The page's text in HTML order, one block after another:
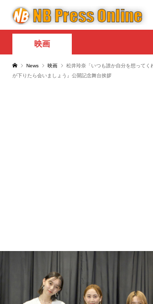
映画
News 映画
松井玲奈「いつも誰か自分を想ってく
が下りたら会いましょう』公開記念舞台挨拶